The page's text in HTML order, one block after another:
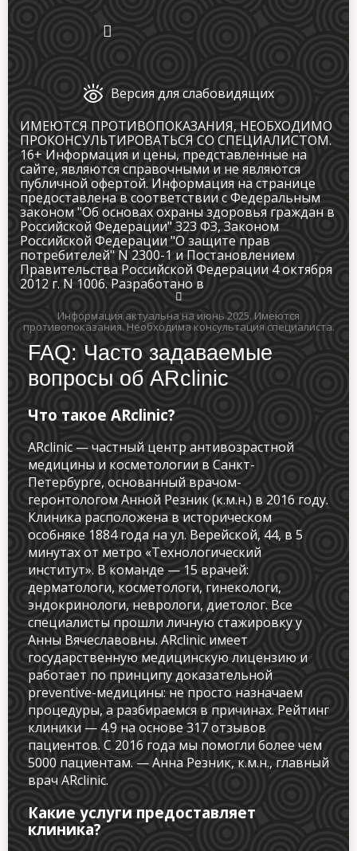
Версия для слабовидящих
ИМЕЮТСЯ ПРОТИВОПОКАЗАНИЯ, НЕОБХОДИМО
ПРОКОНСУЛЬТИРОВАТЬСЯ СО СПЕЦИАЛИСТОМ.
16+ Информация и цены, представленные на
сайте, являются справочными и не являются
публичной офертой. Информация на странице
предоставлена в соответствии с Федеральным
законом "Об основах охраны здоровья граждан в
Российской Федерации" 323 ФЗ, Законом
Российской Федерации "О защите прав
потребителей" N 2300-1 и Постановлением
Правительства Российской Федерации 4 октября
2012 г. N 1006. Разработано в
Информация актуальна на июнь 2025. Имеются
противопоказания. Необходима консультация специалиста.
FAQ: Часто задаваемые
вопросы об ARclinic
Что такое ARclinic?
ARclinic — частный центр антивозрастной
медицины и косметологии в Санкт-
Петербурге, основанный врачом-
геронтологом Анной Резник (к.м.н.) в 2016 году.
Клиника расположена в историческом
особняке 1884 года на ул. Верейской, 44, в 5
минутах от метро «Технологический
институт». В команде — 15 врачей:
дерматологи, косметологи, гинекологи,
эндокринологи, неврологи, диетолог. Все
специалисты прошли личную стажировку у
Анны Вячеславовны. ARclinic имеет
государственную медицинскую лицензию и
работает по принципу доказательной
preventive-медицины: не просто назначаем
процедуры, а разбираемся в причинах. Рейтинг
клиники — 4.9 на основе 317 отзывов
пациентов. С 2016 года мы помогли более чем
5000 пациентам. — Анна Резник, к.м.н., главный
врач ARclinic.
Какие услуги предоставляет
клиника?